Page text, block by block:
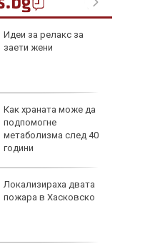
Идеи за релакс за
заети жени
Как храната може да
подпомогне
метаболизма след 40
години
Локализираха двата
пожара в Хасковско